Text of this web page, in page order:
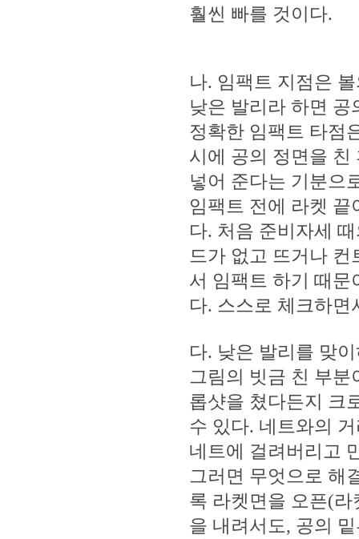
훨씬 빠를 것이다.
나. 임팩트 지점은
낮은 발리라 하면
정확한 임팩트 타점
시에 공의 정면을
넣어 준다는 기분으
임팩트 전에 라켓
다. 처음 준비자세
드가 없고 뜨거나
서 임팩트 하기 때
다. 스스로 체크하
다. 낮은 발리를 맞
그림의 빗금 친 부
롭샷을 쳤다든지 크
수 있다. 네트와의
네트에 걸려버리고
그러면 무엇으로 해
록 라켓면을 오픈(
을 내려서도, 공의